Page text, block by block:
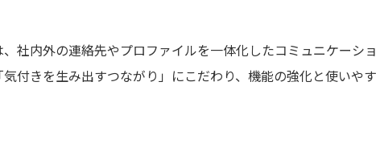
社内外の連絡先やプロファイルを一体化したコミュニケーシ
付きを生み出すつながり」にこだわり、機能の強化と使いや